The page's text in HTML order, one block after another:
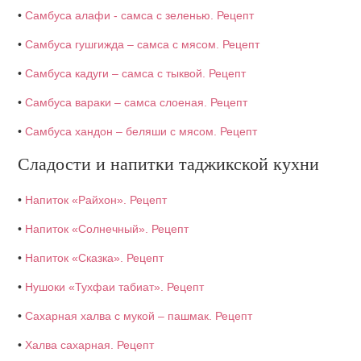
•Самбуса алафи - самса с зеленью. Рецепт
•Самбуса гушгижда – самса с мясом. Рецепт
•Самбуса кадуги – самса с тыквой. Рецепт
•Самбуса вараки – самса слоеная. Рецепт
•Самбуса хандон – беляши с мясом. Рецепт
Сладости и напитки таджикской кухни
• Напиток «Райхон». Рецепт
• Напиток «Солнечный». Рецепт
• Напиток «Сказка». Рецепт
• Нушоки «Тухфаи табиат». Рецепт
•Сахарная халва с мукой – пашмак. Рецепт
• Халва сахарная. Рецепт